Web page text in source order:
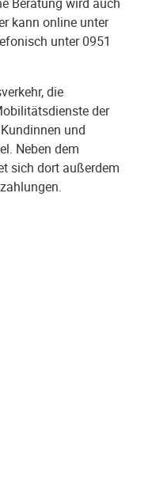
kann online unter
unter 0951
die
der
und
Neben dem
sich dort außerdem